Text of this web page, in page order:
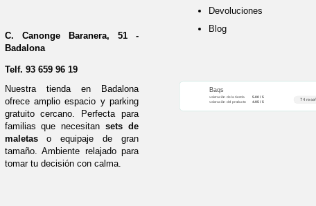
C. Canonge Baranera, 51 -
Badalona
Telf. 93 659 96 19
Nuestra tienda en Badalona
ofrece amplio espacio y parking
gratuito cercano. Perfecta para
familias que necesitansets de
maletaso equipaje de gran
tamaño. Ambiente relajado para
tomar tu decisión con calma.
Devoluciones
Blog
Baqs
valoración de la tienda 5.00 / 5
valoración del producto 4.95 / 5 74